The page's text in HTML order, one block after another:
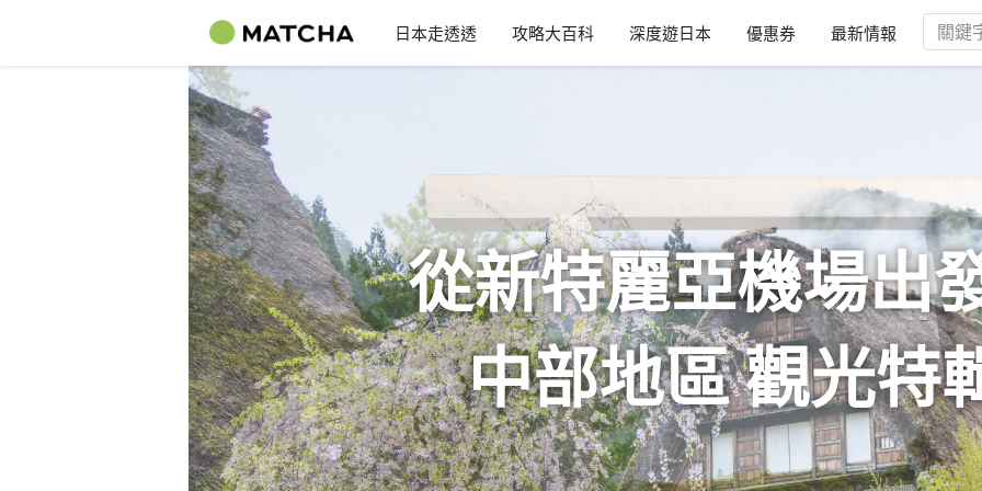
日本走透透 攻略大百科 深度遊日本 優惠券 最新情報
從新特麗亞機場出
中部地區 觀光特